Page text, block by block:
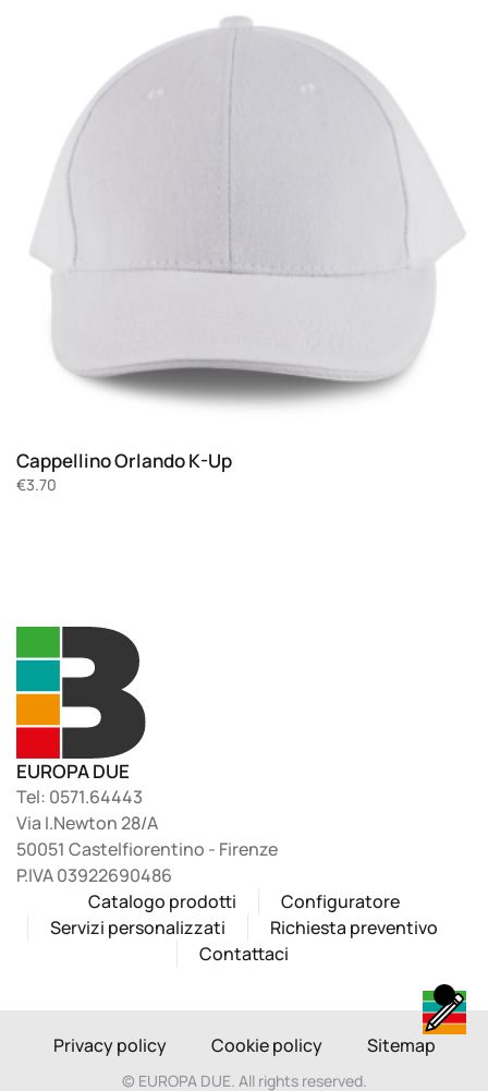
Cappellino Orlando K-Up
€3.70
EUROPA DUE
Tel: 0571.64443
Via I.Newton 28/A
50051 Castelfiorentino - Firenze
P.IVA 03922690486
Catalogo prodotti
Configuratore
Servizi personalizzati
Richiesta preventivo
Contattaci
Privacy policy Cookie policy Sitemap
© EUROPA DUE. All rights reserved.